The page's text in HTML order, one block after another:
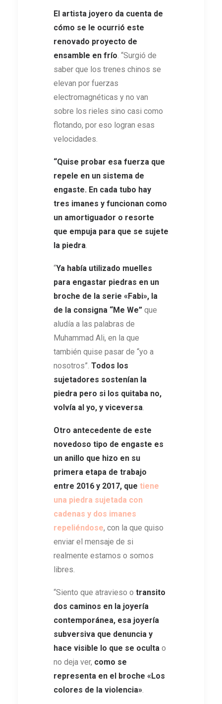
El artista joyero da cuenta de
cómo se le ocurrió este
renovado proyecto de
ensamble en frío. “Surgió de
saber que los trenes chinos se
elevan por fuerzas
electromagnéticas y no van
sobre los rieles sino casi como
flotando, por eso logran esas
velocidades.
“Quise probar esa fuerza que
repele en un sistema de
engaste. En cada tubo hay
tres imanes y funcionan como
un amortiguador o resorte
que empuja para que se sujete
la piedra.
“Ya había utilizado muelles
para engastar piedras en un
broche de la serie «Fabi», la
de la consigna “Me We” que
aludía a las palabras de
Muhammad Ali, en la que
también quise pasar de “yo a
nosotros”. Todos los
sujetadores sostenían la
piedra pero si los quitaba no,
volvía al yo, y viceversa.
Otro antecedente de este
novedoso tipo de engaste es
un anillo que hizo en su
primera etapa de trabajo
entre 2016 y 2017, que tiene
una piedra sujetada con
cadenas y dos imanes
repeliéndose, con la que quiso
enviar el mensaje de si
realmente estamos o somos
libres.
“Siento que atravieso o transito
dos caminos en la joyería
contemporánea, esa joyería
subversiva que denuncia y
hace visible lo que se oculta o
no deja ver, como se
representa en el broche «Los
colores de la violencia».